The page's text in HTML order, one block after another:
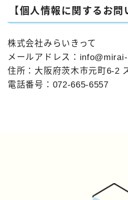
【個人情報に関するお問
株式会社みらいきって
メールアドレス：
住所：大阪府茨木市元町6-2
電話番号：072-665-6557